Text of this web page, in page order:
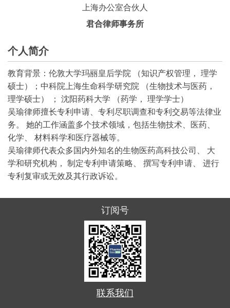
上海办公室合伙人
君合律师事务所
个人简介
教育背景：伦敦大学玛丽皇后学院 （知识产权管理， 理学
硕士）；中科院上海生命科学研究院 （生物技术与医药，
理学硕士） ； 沈阳药科大学 （药学， 理学学士）
吴瑜律师擅长专利申请、专利尽职调查和专利交易等法律业
务。 她的工作涵盖多个技术领域，包括生物技术、医药、
化学、 材料科学和医疗器械等。
吴瑜律师代表众多国内外知名的生物医药高科技公司、 大
学和研究机构， 制定专利申请策略、 撰写专利申请、 进行
专利复审或无效及其行政诉讼。
订阅号
联系我们